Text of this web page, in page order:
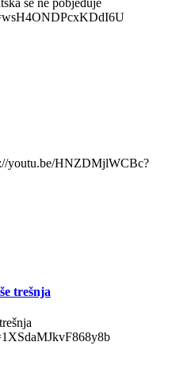
se ne pobjeđuje
youtu.be/HNZDMjlWCBc?
trešnja